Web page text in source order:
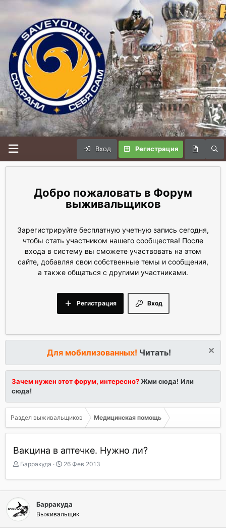
Вход Регистрация
Форум
выживальщиков
Зарегистрируйте бесплатную учетную запись сегодня,
чтобы стать участником нашего сообщества! После
входа в систему вы сможете участвовать на этом
сайте, добавляя свои собственные темы и сообщения,
а также общаться с другими участниками.
Вход
Регистрация
Для мобилизованных! Читать!
Зачем нужен этот форум, интересно?Жми сюда! Или
сюда!
Раздел выживальщиков Медицинская помощь
Вакцина в аптечке. Нужно ли?
А
т
о
р
т
е
м
Барракуда
Д
т
а
а
ч
а
26 Фев 2013
Барракуда
Выживальщик